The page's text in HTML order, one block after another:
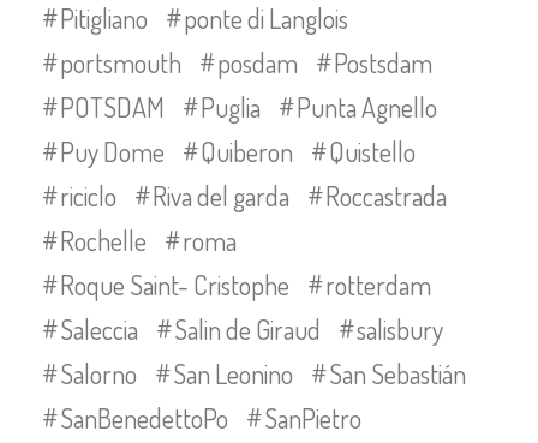
Pitigliano
ponte di Langlois
portsmouth
posdam
Postsdam
POTSDAM
Puglia
Punta Agnello
Puy Dome
Quiberon
Quistello
riciclo
Riva del garda
Roccastrada
Rochelle
roma
Roque Saint- Cristophe
rotterdam
Saleccia
Salin de Giraud
salisbury
Salorno
San Leonino
San Sebastián
SanBenedettoPo
SanPietro